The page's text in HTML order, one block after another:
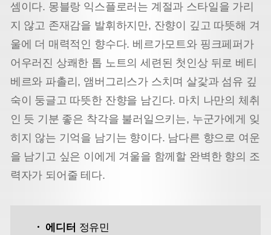
셈이다. 몽블랑 익스플로러는 계절과 스타일을 가리
지 않고 존재감을 발휘하지만, 잔향이 깊고 따뜻해 겨
울에 더 매력적인 향수다. 베르가모트와 핑크페퍼가
어우러진 상쾌한 톱 노트의 세련된 첫인상 뒤로 베티
베르와 파촐리, 앰버그리스가 스치며 살갗과 섬유 깊
숙이 둥글고 따뜻한 잔향을 남긴다. 마치 나만의 체취
인 듯 기분 좋은 착각을 불러일으키는, 누군가에게 잊
히지 않는 기억을 남기는 향이다. 남다른 향으로 여운
을 남기고 싶은 이에게 겨울을 함께할 완벽한 향의 조
력자가 되어줄 테다.
에디터 정유민